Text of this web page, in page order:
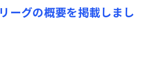
ーグの概要を掲載しまし